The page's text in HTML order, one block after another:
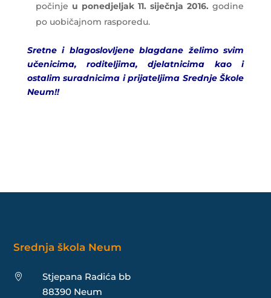
počinje u ponedjeljak 11. siječnja 2016.godine
po uobičajnom rasporedu.
Sretne i blagoslovljene blagdane želimo svim
učenicima, roditeljima, djelatnicima kao i
ostalim suradnicima i prijateljima Srednje Škole
Neum!!
Srednja škola Neum

Stjepana Radića bb
88390 Neum